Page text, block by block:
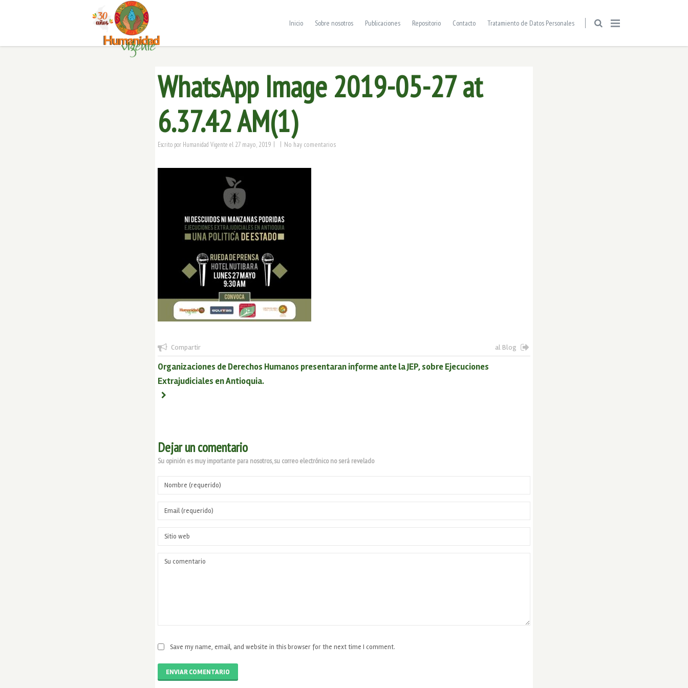
Inicio Sobre nosotros Publicaciones Repositorio Contacto Tratamiento de Datos Personales
WhatsApp Image 2019-05-27 at
6.37.42 AM(1)
Escrito por Humanidad Vigente el 27 mayo, 2019 | | No hay comentarios
Compartir al Blog
Organizaciones de Derechos Humanos presentaran informe ante la JEP, sobre Ejecuciones
Extrajudiciales en Antioquia.
Dejar un comentario
Su opinión es muy importante para nosotros, su correo electrónico no será revelado
Save my name, email, and website in this browser for the next time I comment.
ENVIAR COMENTARIO